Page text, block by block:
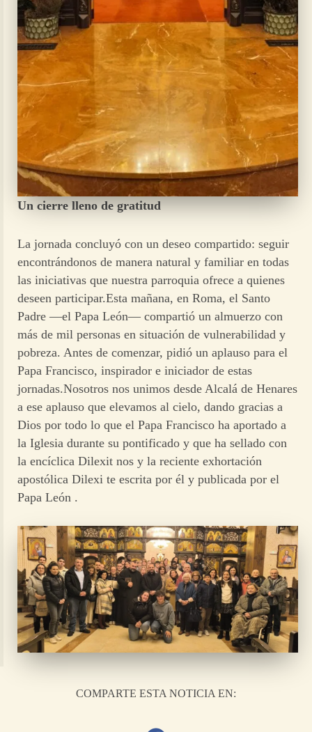
Un cierre lleno de gratitud
La jornada concluyó con un deseo compartido: seguir
encontrándonos de manera natural y familiar en todas
las iniciativas que nuestra parroquia ofrece a quienes
deseen participar.Esta mañana, en Roma, el Santo
Padre —el Papa León— compartió un almuerzo con
más de mil personas en situación de vulnerabilidad y
pobreza. Antes de comenzar, pidió un aplauso para el
Papa Francisco, inspirador e iniciador de estas
jornadas.Nosotros nos unimos desde Alcalá de Henares
a ese aplauso que elevamos al cielo, dando gracias a
Dios por todo lo que el Papa Francisco ha aportado a
la Iglesia durante su pontificado y que ha sellado con
la encíclica Dilexit nos y la reciente exhortación
apostólica Dilexi te escrita por él y publicada por el
Papa León .
COMPARTE ESTA NOTICIA EN: